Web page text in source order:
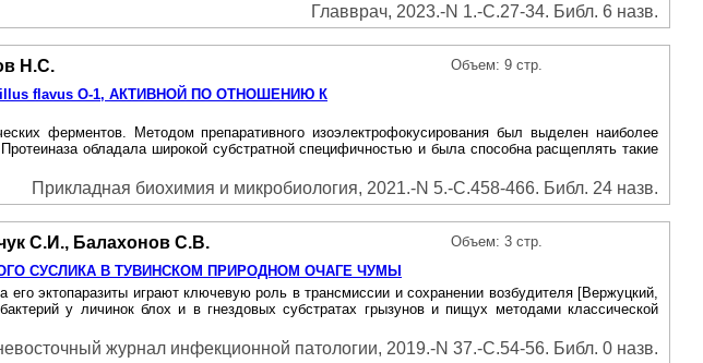
Главврач, 2023.-N 1.-С.27-34. Библ. 6 назв.
Н.С.
flavus O-1, АКТИВНОЙ ПО ОТНОШЕНИЮ К
Объем: 9 стр.
ферментов. Методом препаративного изоэлектрофокусирования был выделен наиболее
обладала широкой субстратной специфичностью и была способна расщеплять такие
Прикладная биохимия и микробиология, 2021.-N 5.-С.458-466. Библ. 24 назв.
С.И., Балахонов С.В.
СУСЛИКА В ТУВИНСКОМ ПРИРОДНОМ ОЧАГЕ ЧУМЫ
Объем: 3 стр.
эктопаразиты играют ключевую роль в трансмиссии и сохранении возбудителя [Вержуцкий,
у личинок блох и в гнездовых субстратах грызунов и пищух методами классической
журнал инфекционной патологии, 2019.-N 37.-С.54-56. Библ. 0 назв.